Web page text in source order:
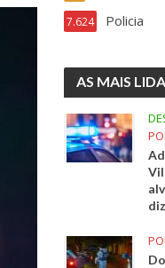
Policia
7.624
AS MAIS